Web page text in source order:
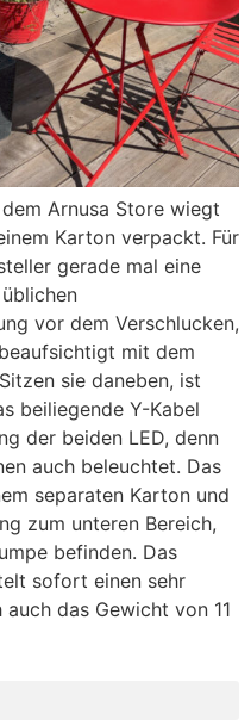
Arnusa Store wiegt
Karton verpackt. Für
gerade mal eine
vor dem Verschlucken,
mit dem
sie daneben, ist
beiliegende Y-Kabel
der beiden LED, denn
auch beleuchtet. Das
separaten Karton und
zum unteren Bereich,
befinden. Das
sofort einen sehr
das Gewicht von 11